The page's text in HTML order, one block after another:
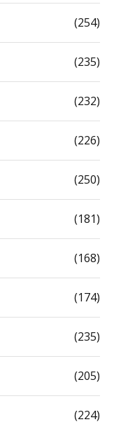
(254)
(235)
(232)
(226)
(250)
(181)
(168)
(174)
(235)
(205)
(224)